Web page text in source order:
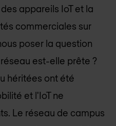
appareils IoT et la
commerciales sur
poser la question
est-elle prête ?
héritées ont été
et l'IoT ne
Le réseau de campus